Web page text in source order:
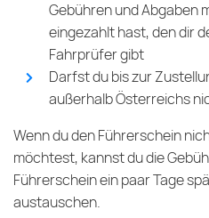
Gebühren und Abgaben
eingezahlt hast, den dir
Fahrprüfer gibt
Darfst du bis zur
außerhalb Österreichs
Wenn du den Führerschein
möchtest, kannst du die
Führerschein ein paar Tage
austauschen.